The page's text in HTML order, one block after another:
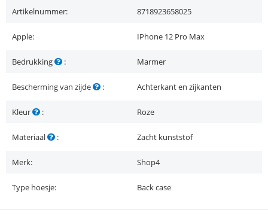
Artikelnummer: 8718923658025
Apple: IPhone 12 Pro Max
Bedrukking : Marmer
Bescherming van zijde : Achterkant en zijkanten
Kleur : Roze
Materiaal : Zacht kunststof
Merk: Shop4
Type hoesje: Back case